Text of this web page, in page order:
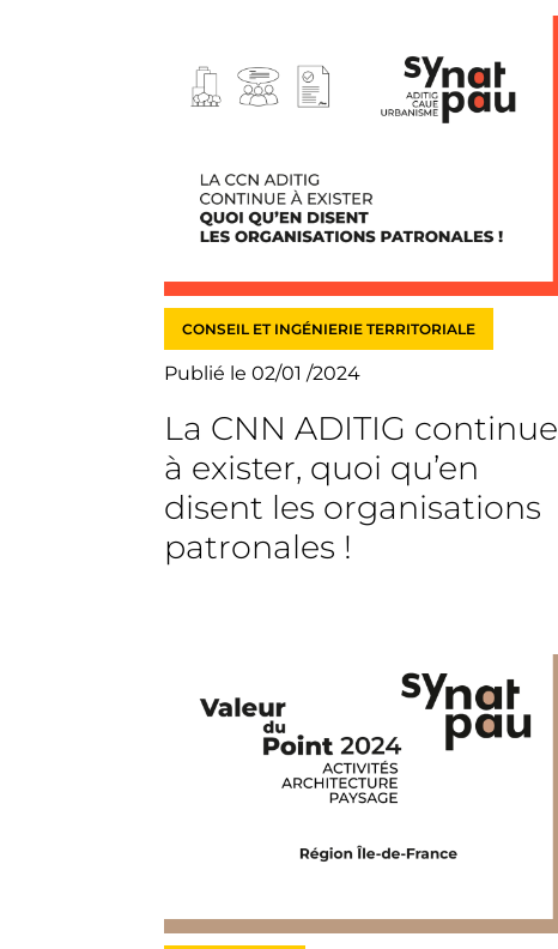
CONSEIL ET INGÉNIERIE TERRITORIALE
Publié le 02/01 /2024
La CNN ADITIG continue
à exister, quoi qu’en
disent les organisations
patronales !